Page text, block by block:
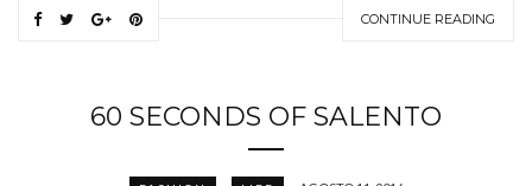
CONTINUE READING
60 SECONDS OF SALENTO